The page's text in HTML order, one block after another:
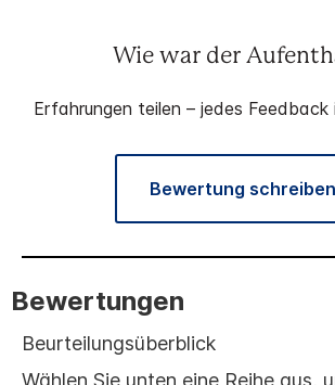
Wie war der
Erfahrungen teilen – jedes
Bewertung schreiben